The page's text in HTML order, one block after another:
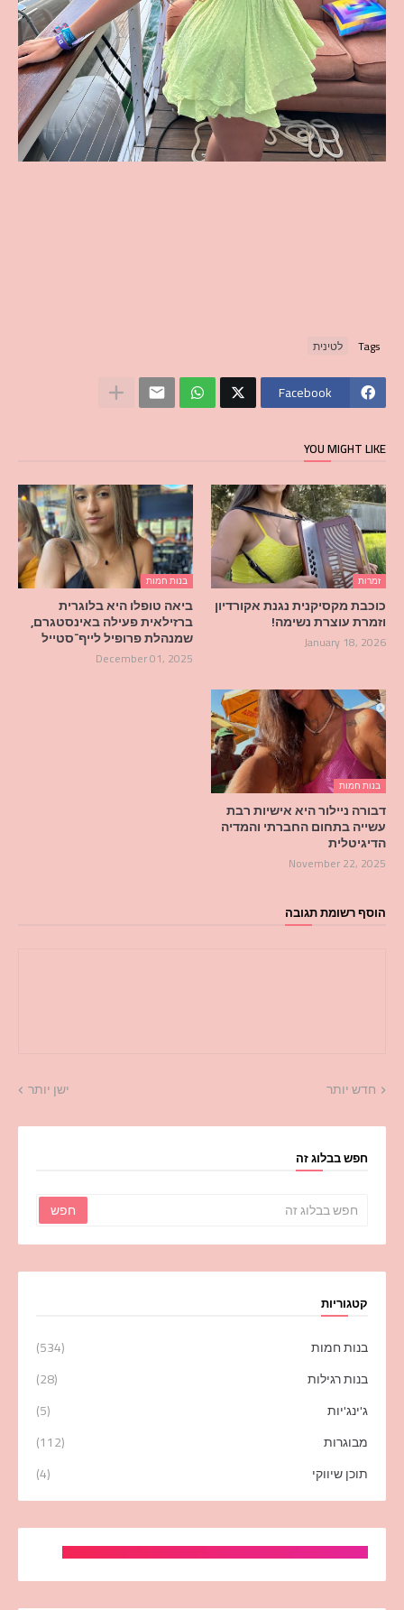
Tags לטינית
Facebook
YOU MIGHT LIKE
זמרות
כוכבת מקסיקנית נגנת אקורדיון
וזמרת עוצרת נשימה!
January 18, 2026
בנות חמות
ביאה טופלו היא בלוגרית
ברזילאית פעילה באינסטגרם,
שמנהלת פרופיל לייף־סטייל
December 01, 2025
בנות חמות
דבורה ניילור היא אישיות רבת
עשייה בתחום החברתי והמדיה
הדיגיטלית
November 22, 2025
הוסף רשומת תגובה
חדש יותר ישן יותר
חפש בבלוג זה
קטגוריות
בנות חמות
(534)
בנות רגילות
(28)
ג'ינג'יות
(5)
מבוגרות
(112)
תוכן שיווקי
(4)